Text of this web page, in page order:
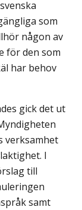
som
någon av
för den som
har behov
gick det ut
verksamhet
I
till
samt